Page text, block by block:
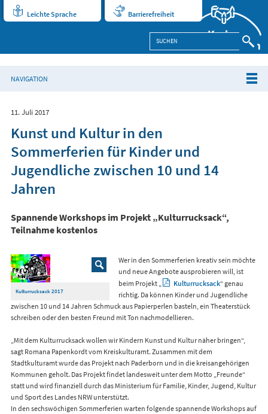
Leichte Sprache Barrierefreiheit
NAVIGATION
11. Juli 2017
Kunst und Kultur in den
Sommerferien für Kinder und
Jugendliche zwischen 10 und 14
Jahren
Spannende Workshops im Projekt „Kulturrucksack“,
Teilnahme kostenlos
Kulturrucksack 2017
Wer in den Sommerferien kreativ sein möchte
und neue Angebote ausprobieren will, ist
beim Projekt „
Kulturrucksack“ genau
richtig. Da können Kinder und Jugendliche
zwischen 10 und 14 Jahren Schmuck aus Papierperlen basteln, ein Theaterstück
schreiben oder den besten Freund mit Ton nachmodellieren.
„Mit dem Kulturrucksack wollen wir Kindern Kunst und Kultur näher bringen“,
sagt Romana Papenkordt vom Kreiskulturamt. Zusammen mit dem
Stadtkulturamt wurde das Projekt nach Paderborn und in die kreisangehörigen
Kommunen geholt. Das Projekt findet landesweit unter dem Motto „Freunde“
statt und wird finanziell durch das Ministerium für Familie, Kinder, Jugend, Kultur
und Sport des Landes NRW unterstützt.
In den sechswöchigen Sommerferien warten folgende spannende Workshops auf